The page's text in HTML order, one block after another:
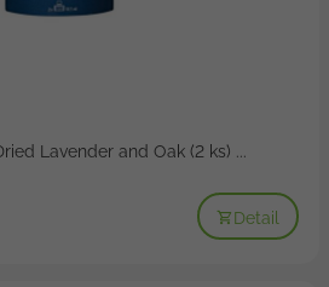
Lavender and Oak (2 ks) ...
Detail